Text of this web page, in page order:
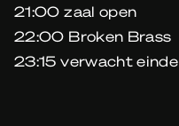
21:00 zaal open
22:00 Broken Brass
23:15 verwacht einde